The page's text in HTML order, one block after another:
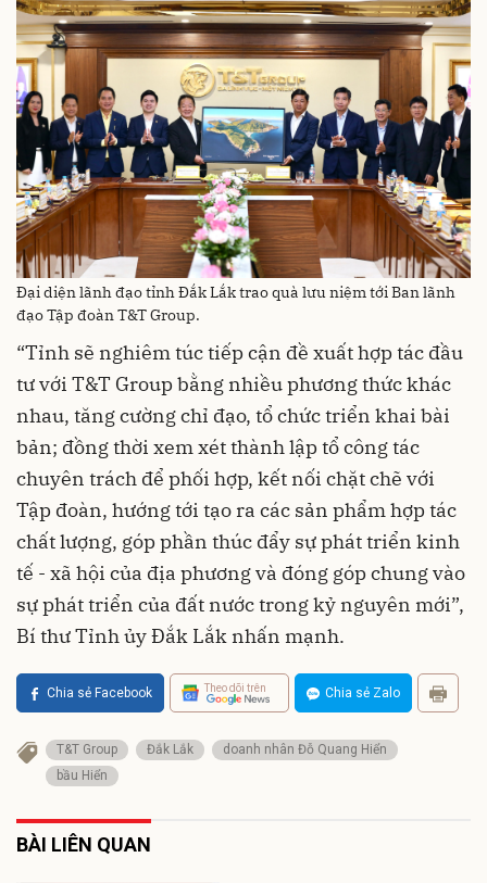
Đại diện lãnh đạo tỉnh Đắk Lắk trao quà lưu niệm tới Ban lãnh
đạo Tập đoàn T&T Group.
“Tỉnh sẽ nghiêm túc tiếp cận đề xuất hợp tác đầu
tư với T&T Group bằng nhiều phương thức khác
nhau, tăng cường chỉ đạo, tổ chức triển khai bài
bản; đồng thời xem xét thành lập tổ công tác
chuyên trách để phối hợp, kết nối chặt chẽ với
Tập đoàn, hướng tới tạo ra các sản phẩm hợp tác
chất lượng, góp phần thúc đẩy sự phát triển kinh
tế - xã hội của địa phương và đóng góp chung vào
sự phát triển của đất nước trong kỷ nguyên mới”,
Bí thư Tỉnh ủy Đắk Lắk nhấn mạnh.
Chia sẻ Facebook Theo dõi trên Chia sẻ Zalo
T&T Group Đắk Lắk
doanh nhân Đỗ Quang Hiển
bầu Hiển
BÀI LIÊN QUAN